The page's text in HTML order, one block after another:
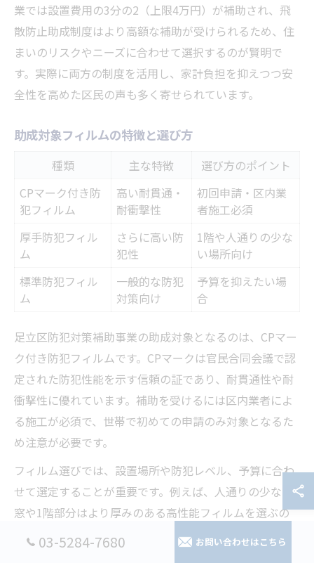
業では設置費用の3分の2（上限4万円）が補助され、飛
散防止助成制度はより高額な補助が受けられるため、住
まいのリスクやニーズに合わせて選択するのが賢明で
す。実際に両方の制度を活用し、家計負担を抑えつつ安
全性を高めた区民の声も多く寄せられています。
助成対象フィルムの特徴と選び方
種類 主な特徴
選び方のポイント
CPマーク付き防
犯フィルム
高い耐貫通・
耐衝撃性
初回申請・区内業
者施工必須
厚手防犯フィル
ム
さらに高い防
犯性
1階や人通りの少な
い場所向け
標準防犯フィル
ム
一般的な防犯
対策向け
予算を抑えたい場
合
足立区防犯対策補助事業の助成対象となるのは、CPマー
ク付き防犯フィルムです。CPマークは官民合同会議で認
定された防犯性能を示す信頼の証であり、耐貫通性や耐
衝撃性に優れています。補助を受けるには区内業者によ
る施工が必須で、世帯で初めての申請のみ対象となるた
め注意が必要です。
フィルム選びでは、設置場所や防犯レベル、予算に合わ
せて選定することが重要です。例えば、人通りの少ない
窓や1階部分はより厚みのある高性能フィルムを選ぶの
が効果的です。高伸プランニング株式会社のような区内
03-5284-7680 お問い合わせはこちら